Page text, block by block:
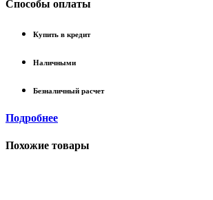
Способы оплаты
Купить в кредит
Наличными
Безналичный расчет
Подробнее
Похожие товары